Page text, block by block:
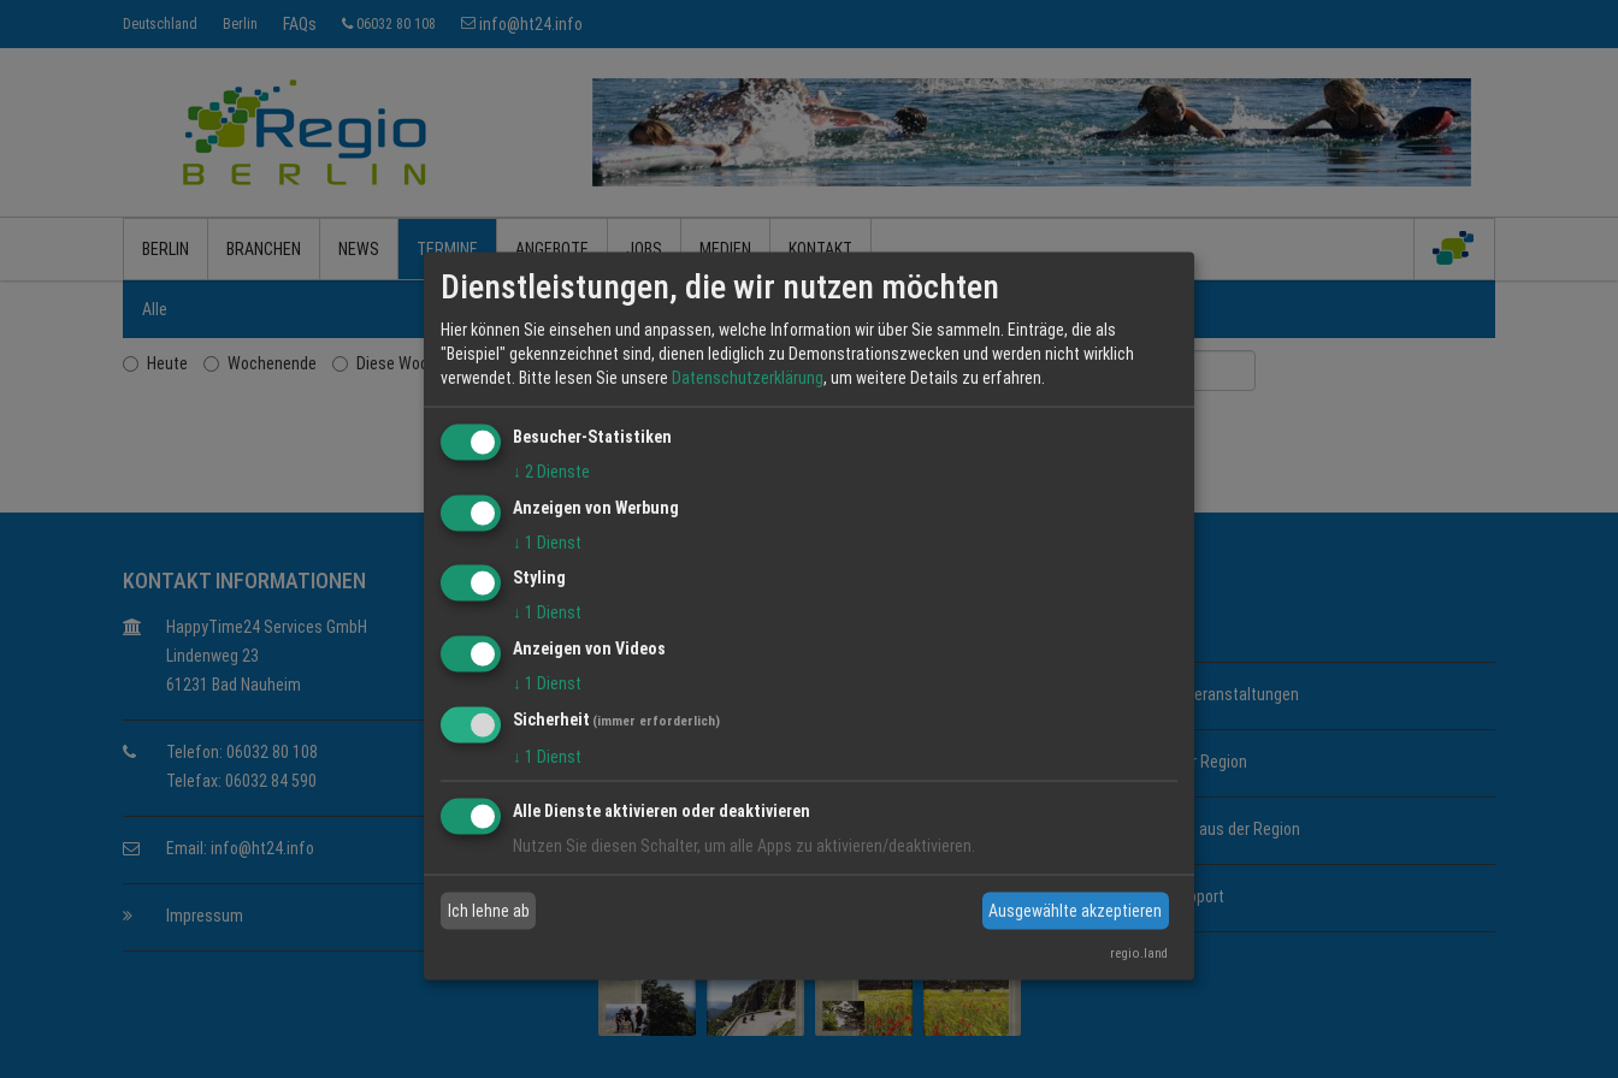
Deutschland Berlin FAQs 06032 80 108 info@ht24.info
BERLIN BRANCHEN NEWS TERMINE ANGEBOTE JOBS MEDIEN KONTAKT
Alle
Heute Wochenende Diese Woche Diesen Monat Von / Bis:
KONTAKT INFORMATIONEN
HappyTime24 Services GmbH
Lindenweg 23
61231 Bad Nauheim
Telefon: 06032 80 108
Telefax: 06032 84 590
Email: info@ht24.info
Impressum
Events und Veranstaltungen
News aus der Region
Jobangebote aus der Region
Hotline & Support
Dienstleistungen, die wir nutzen möchten
Hier können Sie einsehen und anpassen, welche Information wir über Sie sammeln. Einträge, die als
"Beispiel" gekennzeichnet sind, dienen lediglich zu Demonstrationszwecken und werden nicht wirklich
verwendet. Bitte lesen Sie unsere Datenschutzerklärung, um weitere Details zu erfahren.
Besucher-Statistiken
↓ 2 Dienste
Anzeigen von Werbung
↓ 1 Dienst
Styling
↓ 1 Dienst
Anzeigen von Videos
↓ 1 Dienst
Sicherheit (immer erforderlich)
↓ 1 Dienst
Alle Dienste aktivieren oder deaktivieren
Nutzen Sie diesen Schalter, um alle Apps zu aktivieren/deaktivieren.
Ich lehne ab Ausgewählte akzeptieren
regio.land